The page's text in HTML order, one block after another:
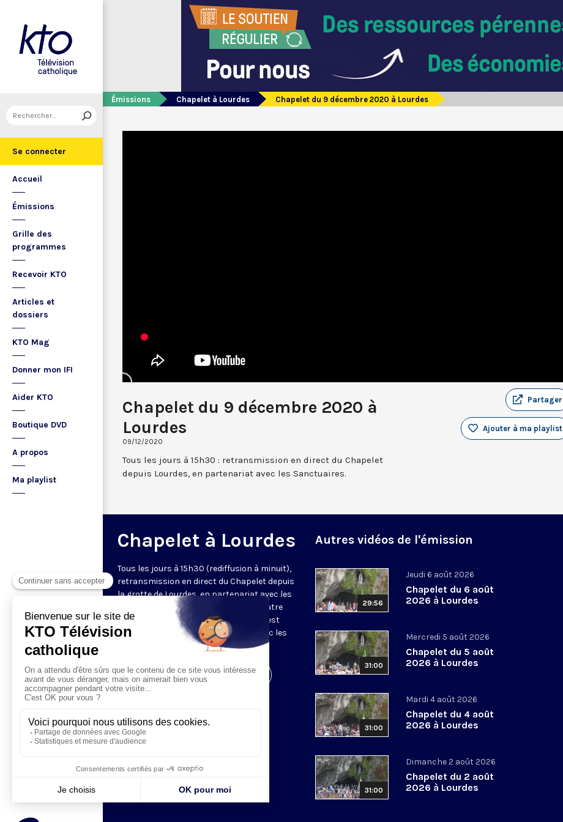
Se connecter
Accueil
Émissions
Grille des
programmes
Recevoir KTO
Articles et
dossiers
KTO Mag
Donner mon IFI
Aider KTO
Boutique DVD
A propos
Ma playlist
Émissions Chapelet à Lourdes Chapelet du 9 décembre 2020 à Lourdes
Chapelet du 9 décembre 2020 à
Lourdes
09/12/2020
Partager
Ajouter à ma playlist
Tous les jours à 15h30 : retransmission en direct du Chapelet
depuis Lourdes, en partenariat avec les Sanctuaires.
Chapelet à Lourdes
Tous les jours à 15h30 (rediffusion à minuit),
retransmission en direct du Chapelet depuis
la grotte de Lourdes, en partenariat avec les
Sanctuaires. Chaque jour, l'une des quatre
méditations des mystères du Rosaire est
proposée en communion de prière avec les
Visiter la page de l'émission
Autres vidéos de l'émission
29:56
Jeudi 6 août 2026
Chapelet du 6 août
2026 à Lourdes
31:00
Mercredi 5 août 2026
Chapelet du 5 août
2026 à Lourdes
31:00
Mardi 4 août 2026
Chapelet du 4 août
2026 à Lourdes
31:00
Dimanche 2 août 2026
Chapelet du 2 août
2026 à Lourdes